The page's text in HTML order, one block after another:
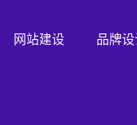
网站建设 品牌设